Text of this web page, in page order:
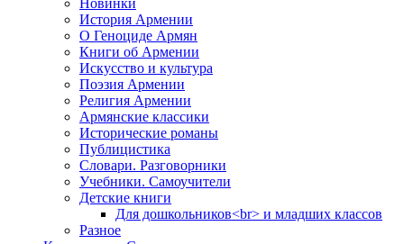
Новинки
История Армении
О Геноциде Армян
Книги об Армении
Иcкусство и культура
Поэзия Армении
Религия Армении
Армянские классики
Исторические романы
Публицистика
Словари. Разговорники
Учебники. Самоучители
Детские книги
Для дошкольников<br> и младших классов
Разное